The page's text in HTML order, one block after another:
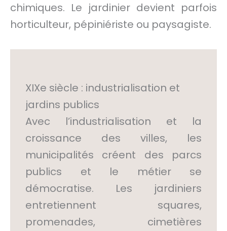
chimiques. Le jardinier devient parfois
horticulteur, pépiniériste ou paysagiste.
XIXe siècle : industrialisation et
jardins publics
Avec l’industrialisation et la
croissance des villes, les
municipalités créent des parcs
publics et le métier se
démocratise. Les jardiniers
entretiennent squares,
promenades, cimetières